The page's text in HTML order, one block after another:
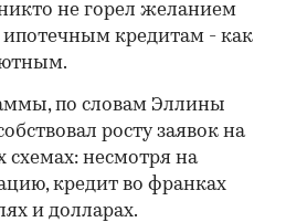
не горел желанием
ипотечным кредитам - как
по словам Эллины
росту заявок на
схемах: несмотря на
кредит во франках
и долларах.